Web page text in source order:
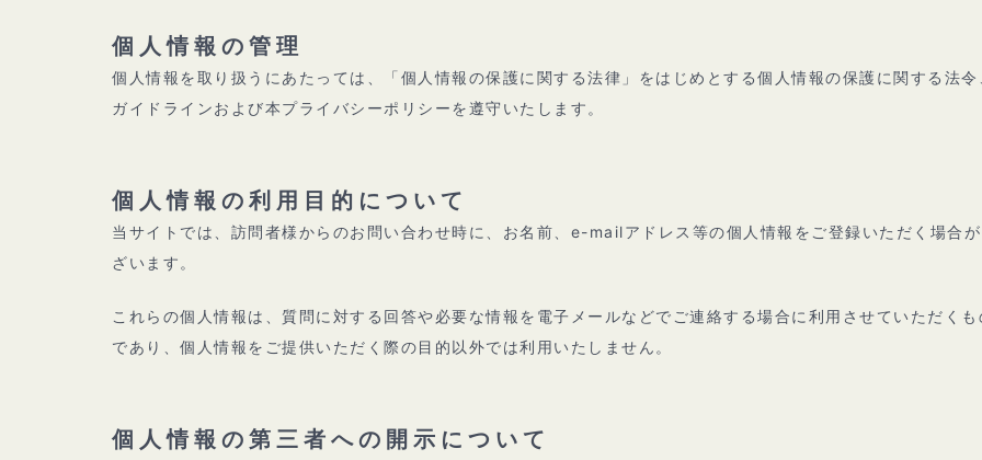
個人情報の管理
個人情報を取り扱うにあたっては、「個人情報の保護に関する法律」をはじめとする個人情報の保護に関する法令
ガイドラインおよび本プライバシーポリシーを遵守いたします。
個人情報の利用目的について
当サイトでは、訪問者様からのお問い合わせ時に、お名前、e-mailアドレス等の個人情報をご登録いただく場合
ざいます。
これらの個人情報は、質問に対する回答や必要な情報を電子メールなどでご連絡する場合に利用させていただくも
であり、個人情報をご提供いただく際の目的以外では利用いたしません。
個人情報の第三者への開示について